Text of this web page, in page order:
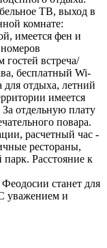
ТВ, выход в
комнате:
имеется фен и
гостей встреча/
бесплатный Wi-
для отдыха, летний
имеется
отдельную плату
повара.
расчетный час -
рестораны,
Расстояние к
станет для
уважением и